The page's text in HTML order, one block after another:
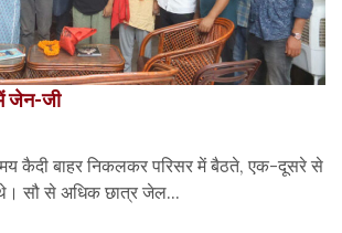
जेन-जी
कैदी बाहर निकलकर परिसर में बैठते, एक-दूसरे से
सौ से अधिक छात्र जेल...